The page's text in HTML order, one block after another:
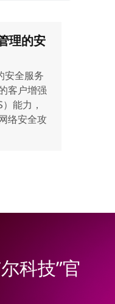
理的安
安全服务
客户增强
能力，
络安全攻
科技”官